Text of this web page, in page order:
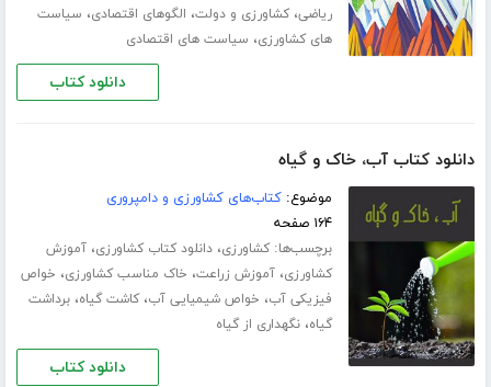
ریاضی،کشاورزی و دولت، الگوهای اقتصادی، سیاست
های کشاورزی، سیاست های اقتصادی
دانلود کتاب
دانلود کتاب آب، خاک و گیاه
موضوع:کتاب‌های کشاورزی و دامپروری
۱۶۴ صفحه
برچسب‌ها:کشاورزی،دانلود کتاب کشاورزی،آموزش
کشاورزی،آموزش زراعت، خاک مناسب کشاورزی، خواص
فیزیکی آب، خواص شیمیایی آب،کاشت گیاه،برداشت
گیاه،نگهداری از گیاه
دانلود کتاب